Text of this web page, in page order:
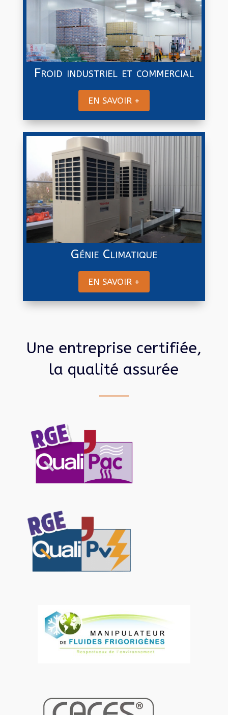
Froid industriel et commercial
EN SAVOIR +
Génie Climatique
EN SAVOIR +
Une entreprise certifiée,
la qualité assurée